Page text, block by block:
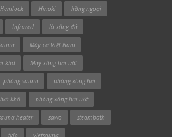
Hemlock Hinoki hồng ngoại
Infrared lò xông đá
Máy cơ Việt Nam
khô Máy xông hơi ướt
phòng sauna phòng xông hơi
khô phòng xông hơi ướt
heater sawo steambath
tylo vietsauna